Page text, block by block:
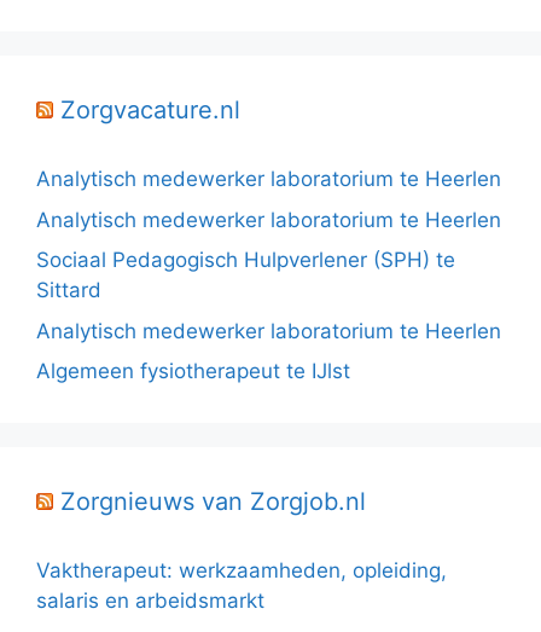
Zorgvacature.nl
Analytisch medewerker laboratorium te Heerlen
Analytisch medewerker laboratorium te Heerlen
Sociaal Pedagogisch Hulpverlener (SPH) te
Sittard
Analytisch medewerker laboratorium te Heerlen
Algemeen fysiotherapeut te IJlst
Zorgnieuws van Zorgjob.nl
Vaktherapeut: werkzaamheden, opleiding,
salaris en arbeidsmarkt